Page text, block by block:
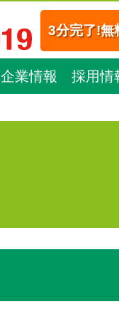
3分完了!無
企業情報 採用情